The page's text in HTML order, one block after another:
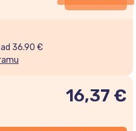
36.90 €
16,37 €